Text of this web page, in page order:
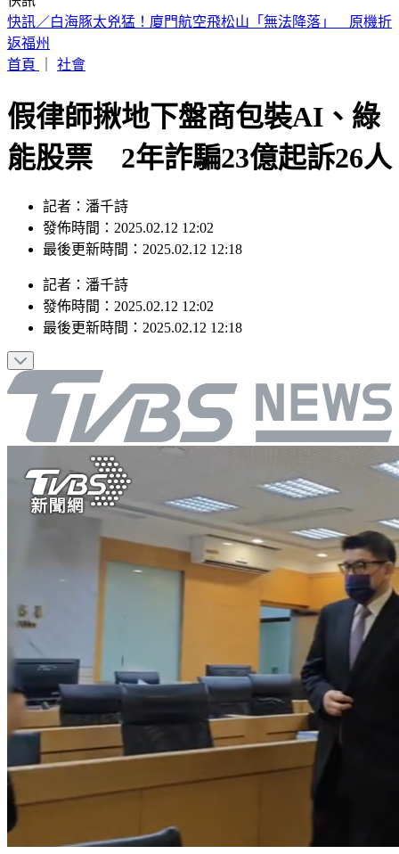
只領2千「ATM數鈔聲」狂響！網笑：像領幾十萬 內行曝原
因
首頁
社會
假律師揪地下盤商包裝AI、綠
能股票 2年詐騙23億起訴26人
記者：潘千詩
發佈時間：2025.02.12 12:02
最後更新時間：2025.02.12 12:18
記者 ： 潘千詩
發佈時間： 2025.02.12 12:02
最後更新時間： 2025.02.12 12:18